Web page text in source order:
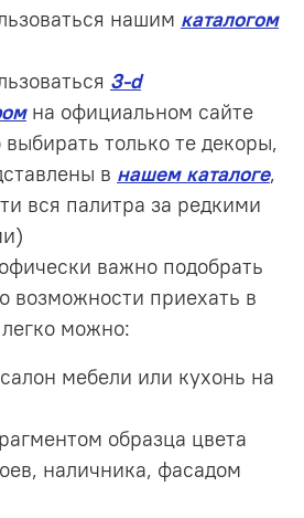
нашим каталогом
3-d
на официальном сайте
только те декоры,
в нашем каталоге,
вся палитра за редкими
важно подобрать
возможности приехать в
можно:
мебели или кухонь на
образца цвета
наличника, фасадом